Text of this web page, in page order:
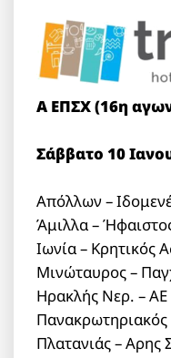
Α ΕΠΣΧ (16η
Σάββατο 10
Απόλλων –
Άμιλλα –
Ιωνία – Κρητικός
Μινώταυρος –
Ηρακλής Νερ. –
Πανακρωτηριακός
Πλατανιάς – Αρης